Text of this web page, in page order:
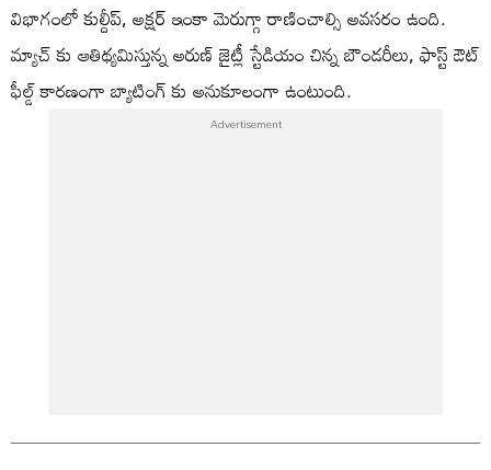
విభాగంలో కుల్దీప్, అక్షర్ ఇంకా మెరుగ్గా రాణించాల్సి అవసరం ఉంది.
మ్యాచ్ కు ఆతిథ్యమిస్తున్న అరుణ్ జైట్లీ స్టేడియం చిన్న బౌండరీలు, ఫాస్ట్ ఔట్
ఫీల్డ్ కారణంగా బ్యాటింగ్ కు అనుకూలంగా ఉంటుంది.